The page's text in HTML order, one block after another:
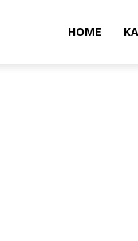
HOME